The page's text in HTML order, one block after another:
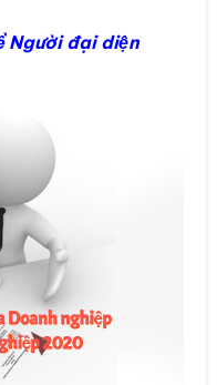
Người đại diện